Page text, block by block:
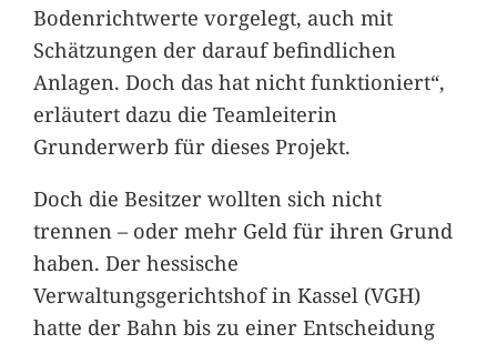
Bodenrichtwerte vorgelegt, auch mit
Schätzungen der darauf befindlichen
Anlagen. Doch das hat nicht funktioniert“,
erläutert dazu die Teamleiterin
Grunderwerb für dieses Projekt.
Doch die Besitzer wollten sich nicht
trennen – oder mehr Geld für ihren Grund
haben. Der hessische
Verwaltungsgerichtshof in Kassel (VGH)
hatte der Bahn bis zu einer Entscheidung